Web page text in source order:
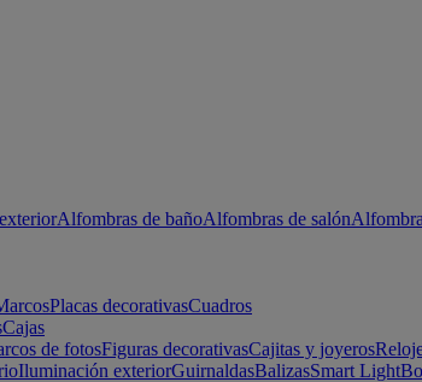
Alfombras de bañoAlfombras de salón
Placas decorativasCuadros
Cajas
de fotosFiguras decorativasCajitas y joyeros
Iluminación exteriorGuirnaldasBalizasSmart Light